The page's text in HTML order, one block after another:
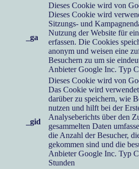
_ga
Dieses Cookie wird von
Dieses Cookie wird
Sitzungs- und
Nutzung der Website für
erfassen. Die Cookies
anonym und weisen eine
Besuchern zu um sie
Anbieter Google Inc. Typ
_gid
Dieses Cookie wird von
Das Cookie wird
darüber zu speichern, wie
nutzen und hilft bei der
Analyseberichts über den
gesammelten Daten
die Anzahl der Besucher,
gekommen sind und die
Anbieter Google Inc. Typ
Stunden